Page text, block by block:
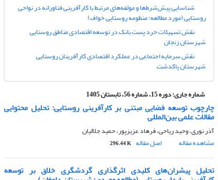
شناسایی پیش‌شرط‌ها و مولفه‌های مرتبط با کارآفرینی فناورانه در نواحی
روستایی (مورد مطالعه: منظومه روستایی خواف)
نقش تسهیلات خرد پست بانک در توسعه اقتصادی مناطق روستایی
شهرستان زنجان
نقش سرمایه اجتماعی در عملکرد اقتصادی کارآفرینان روستایی
شهرستان پاکدشت
شماره جاری:دوره 15، شماره 56، تابستان 1405
چارچوب توسعه فضایی مبتنی بر کارآفرینی روستایی: تحلیل محتوایی
مقالات علمی بین‌المللی
آذر نوری، وحید ریاحی، فرهاد عزیزپور، حمید جلالیان
مشاهده مقاله
اصل مقاله 296.44 K
تحلیل پیشران‌های کلیدی اثرگذاری گردشگری خلاق بر توسعه